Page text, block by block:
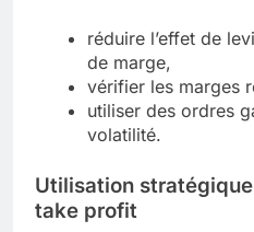
réduire l’effet de
de marge,
vérifier les marges
utiliser des ordres
volatilité.
Utilisation
take profit